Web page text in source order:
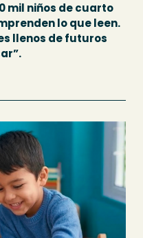
mil niños de cuarto
lo que leen.
llenos de futuros